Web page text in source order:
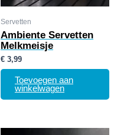
Servetten
Ambiente Servetten
Melkmeisje
€ 3,99
Toevoegen aan
winkelwagen